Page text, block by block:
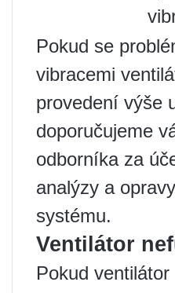
Pokud se
vibracemi
provedení výše
doporučujeme
odborníka za
analýzy a
systému.
Ventilátor
Pokud